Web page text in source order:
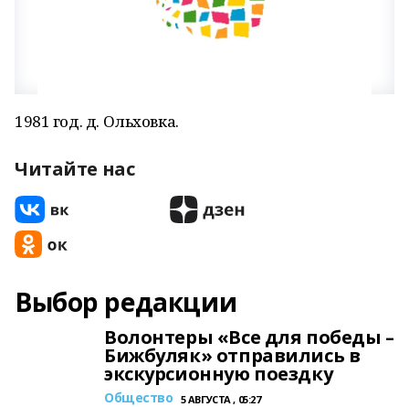
1981 год. д. Ольховка.
Читайте нас
Выбор редакции
Волонтеры «Все для победы –
Бижбуляк» отправились в
экскурсионную поездку
Общество 5 АВГУСТА , 05:27